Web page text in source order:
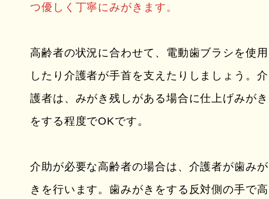
つ優しく丁寧にみがきます。
高齢者の状況に合わせて、電動歯ブラシを使用
したり介護者が手首を支えたりしましょう。介
護者は、みがき残しがある場合に仕上げみがき
をする程度でOKです。
介助が必要な高齢者の場合は、介護者が歯みが
きを行います。歯みがきをする反対側の手で高